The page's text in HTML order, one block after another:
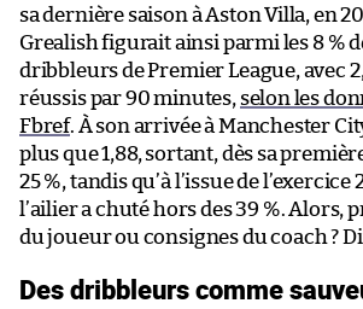
sa dernière saison à Aston Villa, en
Grealish figurait ainsi parmi les 8 %
dribbleurs de Premier League, avec
réussis par 90 minutes, selon les
Fbref. À son arrivée à Manchester
plus que 1,88, sortant, dès sa
25 %, tandis qu’à l’issue de l’exercice
l’ailier a chuté hors des 39 %. Alors,
du joueur ou consignes du coach ?
Des dribbleurs comme